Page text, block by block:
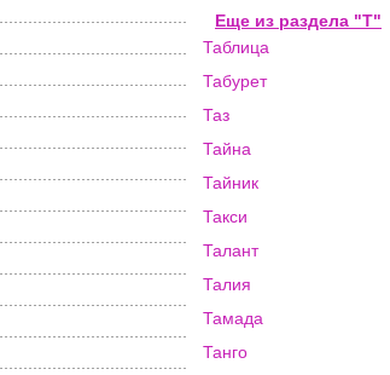
Еще из раздела "Т"
Таблица
Табурет
Таз
Тайна
Тайник
Такси
Талант
Талия
Тамада
Танго